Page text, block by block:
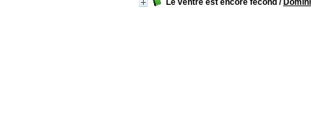
Le ventre est encore fécond /